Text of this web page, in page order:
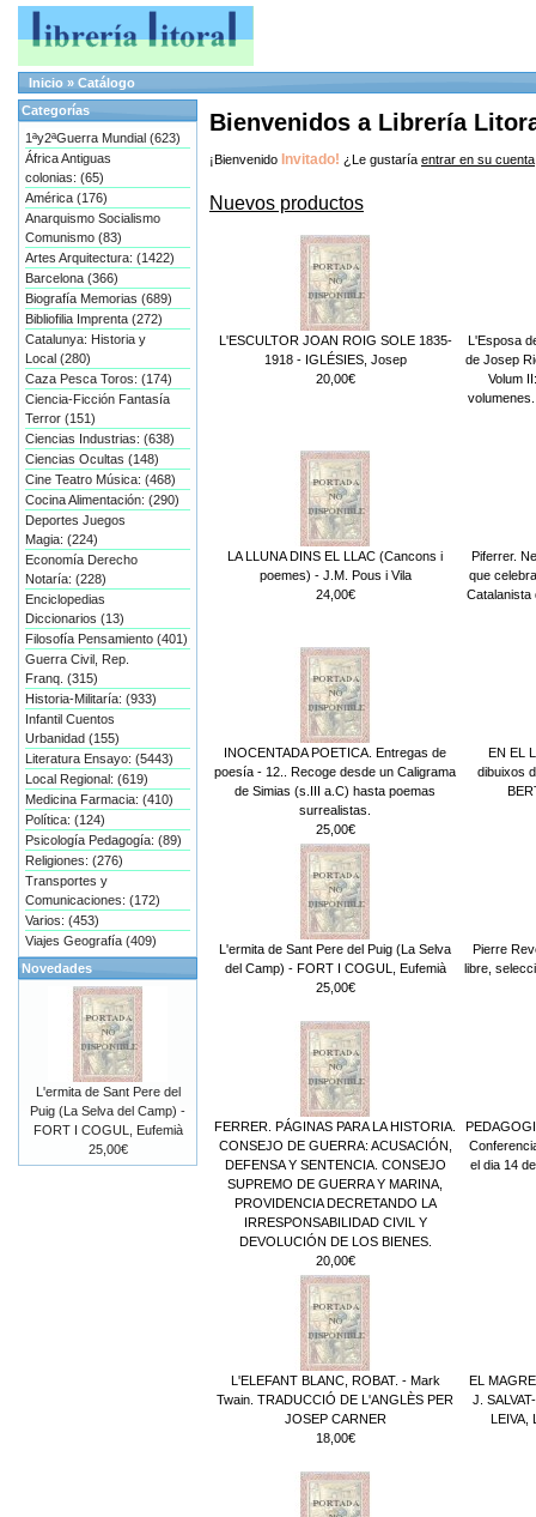
Inicio » Catálogo
Bienvenidos a Librería
¡Bienvenido Invitado! ¿Le gustaría entrar en su cuenta
Nuevos productos
L'ESCULTOR JOAN ROIG SOLE 1835-
1918 - IGLÉSIES, Josep
20,00€
L'Esposa
de Josep
Volum
LA LLUNA DINS EL LLAC (Cancons i
poemes) - J.M. Pous i Vila
24,00€
Piferrer.
que
Catalanista
INOCENTADA POETICA. Entregas de
poesía - 12.. Recoge desde un Caligrama
de Simias (s.III a.C) hasta poemas
surrealistas.
25,00€
EN EL
dibuixos
L'ermita de Sant Pere del Puig (La Selva
del Camp) - FORT I COGUL, Eufemià
25,00€
Pierre
libre,
FERRER. PÁGINAS PARA LA HISTORIA.
CONSEJO DE GUERRA: ACUSACIÓN,
DEFENSA Y SENTENCIA. CONSEJO
SUPREMO DE GUERRA Y MARINA,
PROVIDENCIA DECRETANDO LA
IRRESPONSABILIDAD CIVIL Y
DEVOLUCIÓN DE LOS BIENES.
20,00€
el dia 14
L'ELEFANT BLANC, ROBAT. - Mark
Twain. TRADUCCIÓ DE L'ANGLÈS PER
JOSEP CARNER
18,00€
EL
J.
LEIVA,
Categorías
1ªy2ªGuerra Mundial (623)
África Antiguas
colonias: (65)
América (176)
Anarquismo Socialismo
Comunismo (83)
Artes Arquitectura: (1422)
Barcelona (366)
Biografía Memorias (689)
Bibliofilia Imprenta (272)
Catalunya: Historia y
Local (280)
Caza Pesca Toros: (174)
Ciencia-Ficción Fantasía
Terror (151)
Ciencias Industrias: (638)
Ciencias Ocultas (148)
Cine Teatro Música: (468)
Cocina Alimentación: (290)
Deportes Juegos
Magia: (224)
Economía Derecho
Notaría: (228)
Enciclopedias
Diccionarios (13)
Filosofía Pensamiento (401)
Guerra Civil, Rep.
Franq. (315)
Historia-Militaría: (933)
Infantil Cuentos
Urbanidad (155)
Literatura Ensayo: (5443)
Local Regional: (619)
Medicina Farmacia: (410)
Política: (124)
Psicología Pedagogía: (89)
Religiones: (276)
Transportes y
Comunicaciones: (172)
Varios: (453)
Viajes Geografía (409)
Novedades
L'ermita de Sant Pere del
Puig (La Selva del Camp) -
FORT I COGUL, Eufemià
25,00€